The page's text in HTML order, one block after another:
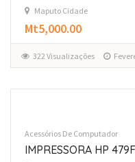
Maputo Cidade
Mt5,000.00
322 Visualizações
Acessórios De Computador
IMPRESSORA HP